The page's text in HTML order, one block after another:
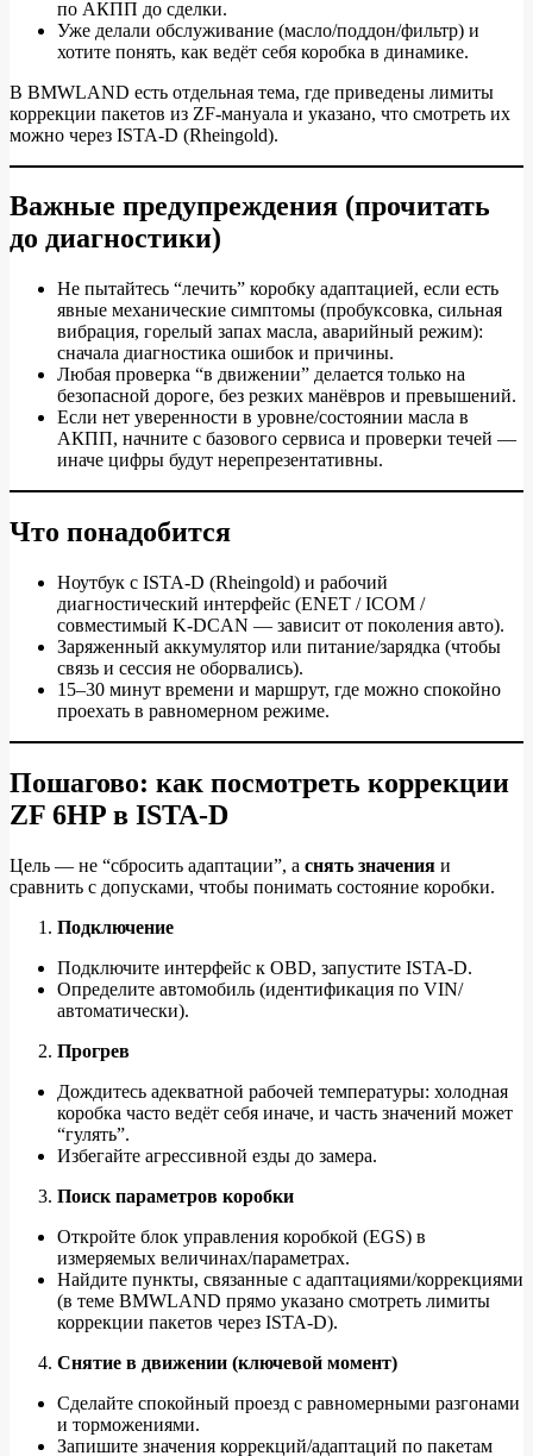
ISTA‑D
когда
уже
нужен
ремонт
по АКПП до сделки.
Уже делали обслуживание (масло/поддон/фильтр) и
хотите понять, как ведёт себя коробка в динамике.
В BMWLAND есть отдельная тема, где приведены лимиты
коррекции пакетов из ZF‑мануала и указано, что смотреть их
можно через ISTA‑D (Rheingold).
Важные предупреждения (прочитать
до диагностики)
Не пытайтесь “лечить” коробку адаптацией, если есть
явные механические симптомы (пробуксовка, сильная
вибрация, горелый запах масла, аварийный режим):
сначала диагностика ошибок и причины.
Любая проверка “в движении” делается только на
безопасной дороге, без резких манёвров и превышений.
Если нет уверенности в уровне/состоянии масла в
АКПП, начните с базового сервиса и проверки течей —
иначе цифры будут нерепрезентативны.
Что понадобится
Ноутбук с ISTA‑D (Rheingold) и рабочий
диагностический интерфейс (ENET / ICOM /
совместимый K‑DCAN — зависит от поколения авто).
Заряженный аккумулятор или питание/зарядка (чтобы
связь и сессия не оборвались).
15–30 минут времени и маршрут, где можно спокойно
проехать в равномерном режиме.
Пошагово: как посмотреть коррекции
ZF 6HP в ISTA‑D
Цель — не “сбросить адаптации”, а снять значения и
сравнить с допусками, чтобы понимать состояние коробки.
Подключение
Подключите интерфейс к OBD, запустите ISTA‑D.
Определите автомобиль (идентификация по VIN/
автоматически).
Прогрев
Дождитесь адекватной рабочей температуры: холодная
коробка часто ведёт себя иначе, и часть значений может
“гулять”.
Избегайте агрессивной езды до замера.
Поиск параметров коробки
Откройте блок управления коробкой (EGS) в
измеряемых величинах/параметрах.
Найдите пункты, связанные с адаптациями/коррекциями
(в теме BMWLAND прямо указано смотреть лимиты
коррекции пакетов через ISTA‑D).
Снятие в движении (ключевой момент)
Сделайте спокойный проезд с равномерными разгонами
и торможениями.
Запишите значения коррекций/адаптаций по пакетам